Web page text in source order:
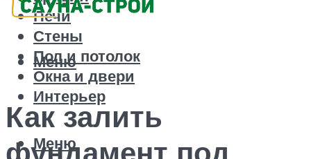
Печи
Стены
Пол и потолок
Окна и двери
Интерьер
Меню
Меню
Как залить